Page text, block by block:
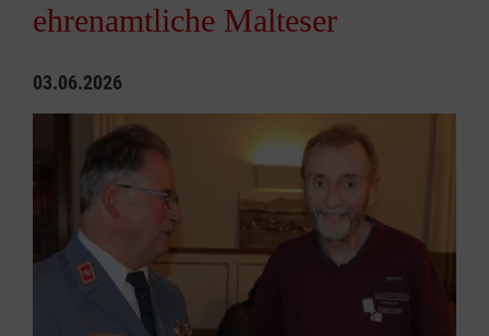
ehrenamtliche Malteser
03.06.2026